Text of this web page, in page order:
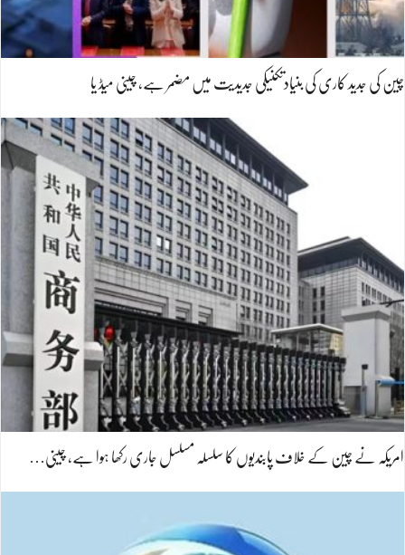
چین کی جدید کاری کی بنیادتکنیکی جدیدیت میں مضمر ہے، چینی میڈ یا
امریکہ نے چین کے خلاف پابندیوں کا سلسلہ مسلسل جاری رکھا ہوا ہے، چینی…